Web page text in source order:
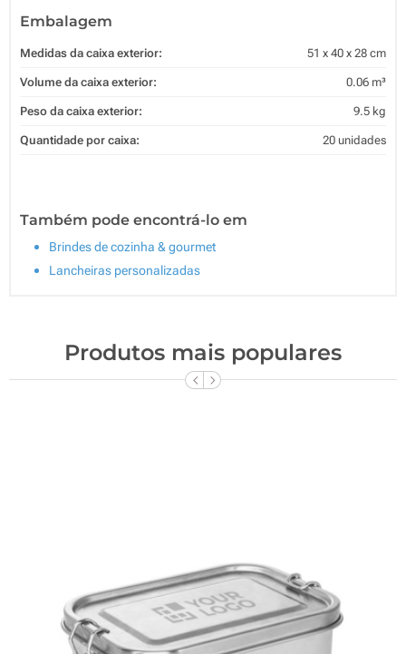
Embalagem
Medidas da caixa exterior: 51 x 40 x 28 cm
Volume da caixa exterior: 0.06 m³
Peso da caixa exterior: 9.5 kg
Quantidade por caixa: 20 unidades
Também pode encontrá-lo em
Brindes de cozinha & gourmet
Lancheiras personalizadas
Produtos mais populares